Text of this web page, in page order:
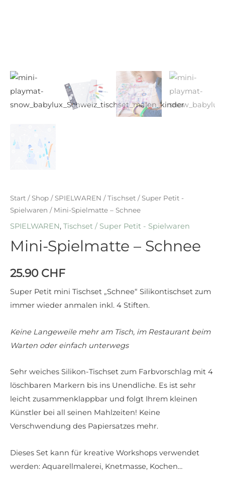
Start /Shop /SPIELWAREN /Tischset / Super Petit -
Spielwaren / Mini-Spielmatte – Schnee
SPIELWAREN, Tischset / Super Petit - Spielwaren
Mini-Spielmatte – Schnee
25.90 CHF
Super Petit mini Tischset „Schnee“ Silikontischset zum
immer wieder anmalen inkl. 4 Stiften.
Keine Langeweile mehr am Tisch, im Restaurant beim
Warten oder einfach unterwegs
Sehr weiches Silikon-Tischset zum Farbvorschlag mit 4
löschbaren Markern bis ins Unendliche. Es ist sehr
leicht zusammenklappbar und folgt Ihrem kleinen
Künstler bei all seinen Mahlzeiten! Keine
Verschwendung des Papiersatzes mehr.
Dieses Set kann für kreative Workshops verwendet
werden: Aquarellmalerei, Knetmasse, Kochen…